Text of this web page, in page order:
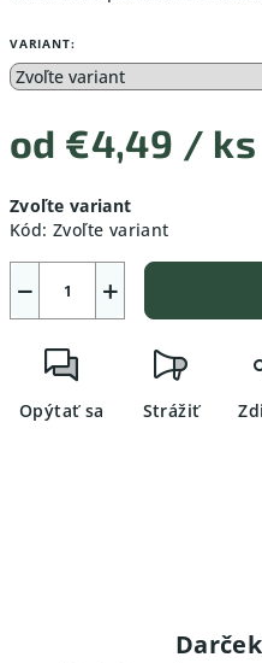
VARIANT:
od €4,49 / ks
cena:
Zvoľte variant
Kód: Zvoľte variant
+
−
Opýtať sa Strážiť